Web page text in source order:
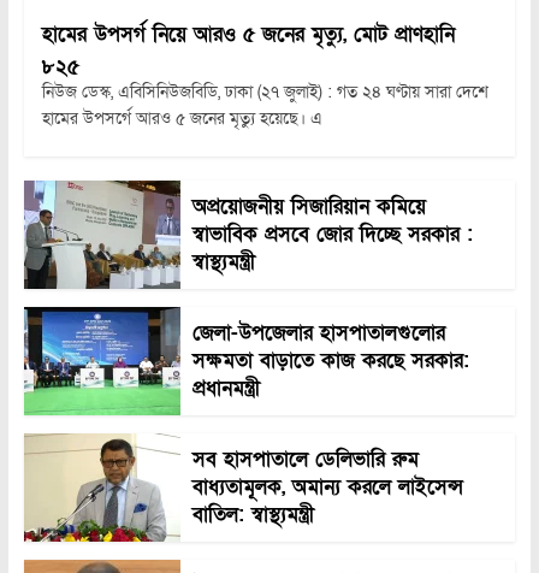
হামের উপসর্গ নিয়ে আরও ৫ জনের মৃত্যু, মোট প্রাণহানি
৮২৫
নিউজ ডেস্ক, এবিসিনিউজবিডি, ঢাকা (২৭ জুলাই) : গত ২৪ ঘণ্টায় সারা দেশে
হামের উপসর্গে আরও ৫ জনের মৃত্যু হয়েছে। এ
অপ্রয়োজনীয় সিজারিয়ান কমিয়ে
স্বাভাবিক প্রসবে জোর দিচ্ছে সরকার :
স্বাস্থ্যমন্ত্রী
জেলা-উপজেলার হাসপাতালগুলোর
সক্ষমতা বাড়াতে কাজ করছে সরকার:
প্রধানমন্ত্রী
সব হাসপাতালে ডেলিভারি রুম
বাধ্যতামূলক, অমান্য করলে লাইসেন্স
বাতিল: স্বাস্থ্যমন্ত্রী